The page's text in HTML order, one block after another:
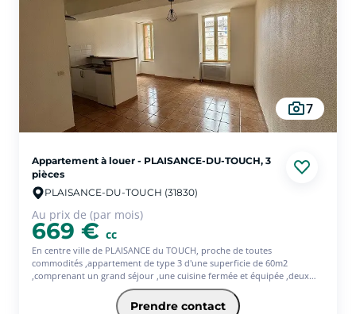
du m² Launaguet-Prix du m² Lespinasse -Prix du
m² Mondonville
Prix du m² Mondouzil
Prix du m²
- Prix du m² Montrabé Prix du m² Pibrac-
Prix du m² Pin-Balma-
Prix du m² Quint-Fonsegrives
Prix du m² Saint-Alban-Prix du m² Saint-Jean -Prix
du m² Saint-Jory-Prix du m² Saint-Orens-de-
Gameville -Prix du m² Seilh-Prix du m² Toulouse-
du m² Villeneuve-Tolosane
7
Appartement à louer - PLAISANCE-DU-TOUCH, 3
pièces
PLAISANCE-DU-TOUCH (31830)
Au prix de (par mois)
669 € cc
En centre ville de PLAISANCE du TOUCH, proche de toutes
commodités ,appartement de type 3 d'une superficie de 60m2
,comprenant un grand séjour ,une cuisine fermée et équipée ,deux
grandes chambres avec placards ,une salle de bain et WC séparé.
Possibilité de location d'un garagePrendre contact